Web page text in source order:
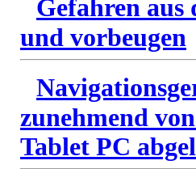
Gefahren
und vorbeugen
zunehmend
Tablet PC